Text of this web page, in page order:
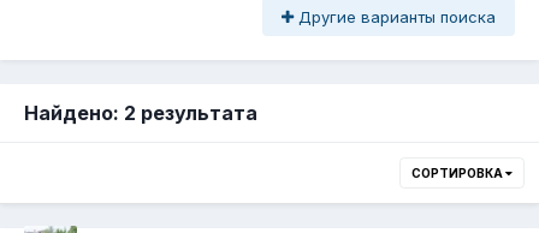
Другие варианты поиска
Найдено: 2 результата
СОРТИРОВКА